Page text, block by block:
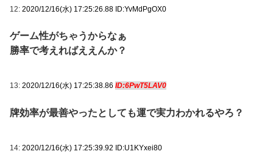
12: 2020/12/16(水) 17:25:26.88 ID:YvMdPgOX0
ゲーム性がちゃうからなぁ
勝率で考えればええんか？
13: 2020/12/16(水) 17:25:38.86 ID:6PwT5LAV0
牌効率が最善やったとしても運で実力わかれるやろ？
14: 2020/12/16(水) 17:25:39.92 ID:U1KYxei80